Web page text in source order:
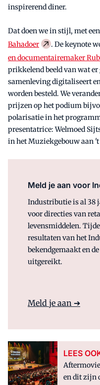
inspirerend diner.
Dat doen we in stijl, met
Bahadoer
. De keynote
en documentairemaker
prikkelend beeld van wat er
samenleving digitaliseert
worden besteld. We
prijzen op het podium
polarisatie in het
presentatrice: Welmoed
in het Muziekgebouw aan 't
Meld je aan voor
Industributie is al 38
voor directies van
levensmiddelen.
resultaten van het
bekendgemaakt en
uitgereikt.
Meld je aan ➔
LEES
en dit zijn